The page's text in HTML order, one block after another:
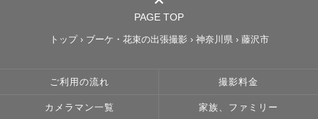
PAGE TOP
トップ› ブーケ・花束の出張撮影 › 神奈川県› 藤沢市
ご利用の流れ 撮影料金
カメラマン一覧 家族、ファミリー